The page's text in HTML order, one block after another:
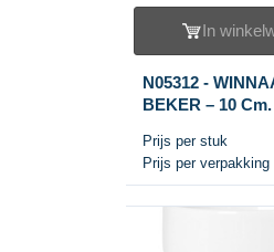
In
N05312 -
BEKER – 10
Prijs per stuk
Prijs per verpakking